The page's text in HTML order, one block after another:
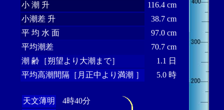
小 潮 升
116.4 cm
小潮差 升
38.7 cm
平 均 水 面
97.0 cm
平均潮差
70.7 cm
潮 齢［朔望より大潮まで］
1.1 日
平均高潮間隔［月正中より満潮 ］
5.0 時
天文薄明
4時40分